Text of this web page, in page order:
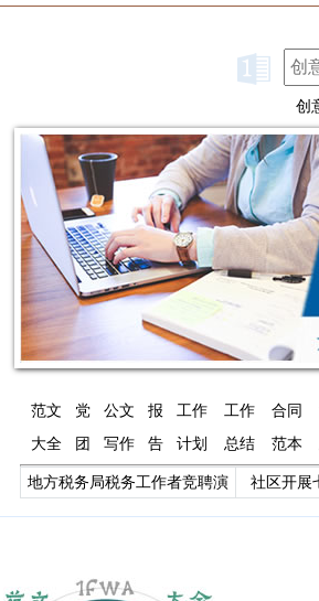
创
范文
大全
党
团
公文
写作
报
告
工作
计划
工作
总结
合同
范本
地方税务局税务工作者竞聘演
社区开展